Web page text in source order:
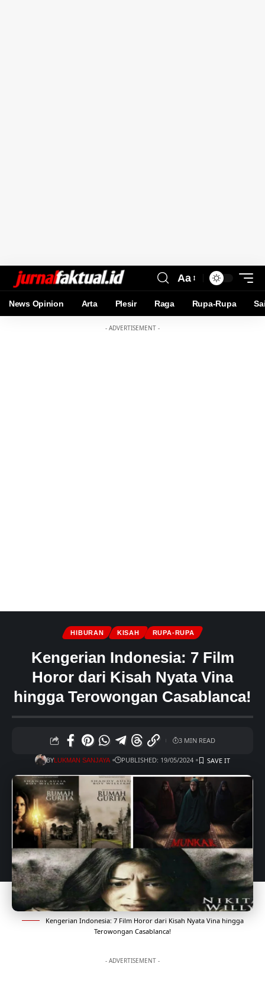
Aa
News Opinion Arta Plesir Raga Rupa-Rupa
- ADVERTISEMENT -
HIBURAN KISAH RUPA-RUPA
Kengerian Indonesia: 7 Film
Horor dari Kisah Nyata Vina
hingga Terowongan Casablanca!
BYLUKMAN SANJAYA PUBLISHED: 19/05/2024
3 MIN READ
Kengerian Indonesia: 7 Film Horor dari Kisah Nyata Vina hingga
Terowongan Casablanca!
- ADVERTISEMENT -